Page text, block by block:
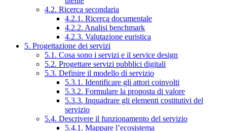
4.2. Ricerca secondaria
4.2.1. Ricerca documentale
4.2.2. Analisi benchmark
4.2.3. Valutazione euristica
5. Progettazione dei servizi
5.1. Cosa sono i servizi e il service design
5.2. Progettare servizi pubblici digitali
5.3. Definire il modello di servizio
5.3.1. Identificare gli attori coinvolti
5.3.2. Formulare la proposta di valore
5.3.3. Inquadrare gli elementi costitutivi del
servizio
5.4. Descrivere il funzionamento del servizio
5.4.1. Mappare l’ecosistema